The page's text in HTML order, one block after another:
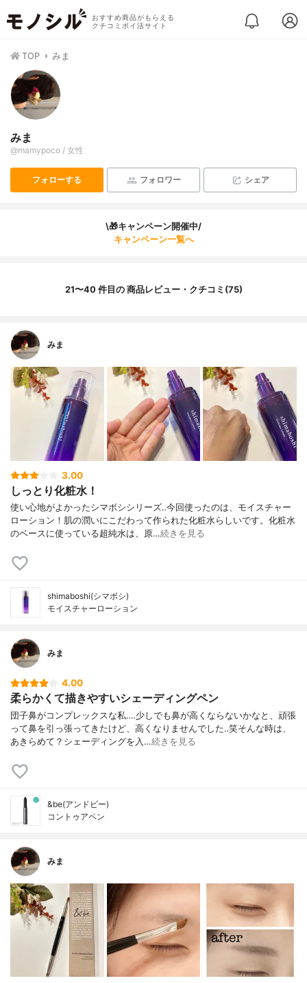
おすすめ商品がもらえる
クチコミポイ活サイト
TOP みま
みま
@mamypoco / 女性
フォローする フォロワー シェア
\🎁キャンペーン開催中/
キャンペーン一覧へ
21〜40 件目の 商品レビュー・クチコミ(75)
みま
3.00
しっとり化粧水！
使い心地がよかったシマボシシリーズ‥今回使ったのは、モイスチャー
ローション！肌の潤いにこだわって作られた化粧水らしいです。化粧水
のベースに使っている超純水は、原…続きを見る
shimaboshi(シマボシ)
モイスチャーローション
みま
4.00
柔らかくて描きやすいシェーディングペン
団子鼻がコンプレックスな私‥‥少しでも鼻が高くならないかなと、頑張
って鼻を引っ張ってきたけど、高くなりませんでした‥笑そんな時は、
あきらめて？シェーディングを入…続きを見る
&be(アンドビー)
コントゥアペン
みま